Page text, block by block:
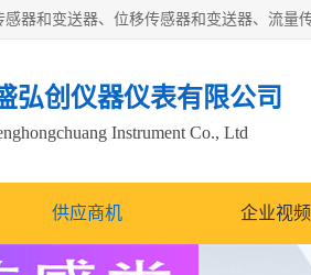
弘创仪器仪表有限公司
Instrument Co., Ltd
供应商机 企业视频